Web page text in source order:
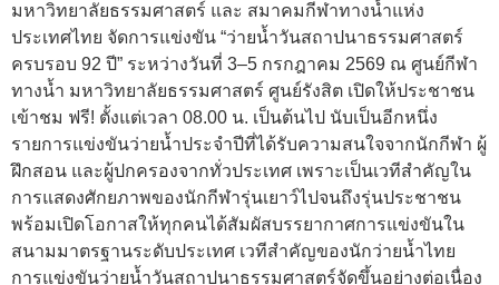
มหาวิทยาลัยธรรมศาสตร์ และ สมาคมกีฬาทางน้ำแห่ง
ประเทศไทย จัดการแข่งขัน “ว่ายน้ำวันสถาปนาธรรมศาสตร์
ครบรอบ 92 ปี” ระหว่างวันที่ 3–5 กรกฎาคม 2569 ณ ศูนย์กีฬา
ทางน้ำ มหาวิทยาลัยธรรมศาสตร์ ศูนย์รังสิต เปิดให้ประชาชน
เข้าชม ฟรี! ตั้งแต่เวลา 08.00 น. เป็นต้นไป นับเป็นอีกหนึ่ง
รายการแข่งขันว่ายน้ำประจำปีที่ได้รับความสนใจจากนักกีฬา ผู้
ฝึกสอน และผู้ปกครองจากทั่วประเทศ เพราะเป็นเวทีสำคัญใน
การแสดงศักยภาพของนักกีฬารุ่นเยาว์ไปจนถึงรุ่นประชาชน
พร้อมเปิดโอกาสให้ทุกคนได้สัมผัสบรรยากาศการแข่งขันใน
สนามมาตรฐานระดับประเทศ เวทีสำคัญของนักว่ายน้ำไทย
การแข่งขันว่ายน้ำวันสถาปนาธรรมศาสตร์จัดขึ้นอย่างต่อเนื่อง